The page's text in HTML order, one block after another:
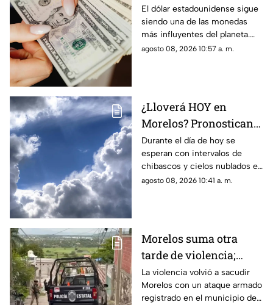
valor! Descubre cuánto
cuesta el dólar en
Morelos HOY
El dólar estadounidense sigue
siendo una de las monedas
más influyentes del planeta.
Este es el precio que tiene en
agosto 08, 2026 10:57 a. m.
¿Lloverá HOY en
Morelos? Pronostican
tardes nubladas con
chubascos en estos
municipios
Durante el día de hoy se
esperan con intervalos de
chibascos y cielos nublados en
diferentes municipios de
agosto 08, 2026 10:41 a. m.
Morelos suma otra
tarde de violencia;
ejecutan a un hombre
en Jojutla
La violencia volvió a sacudir
Morelos con un ataque armado
registrado en el municipio de